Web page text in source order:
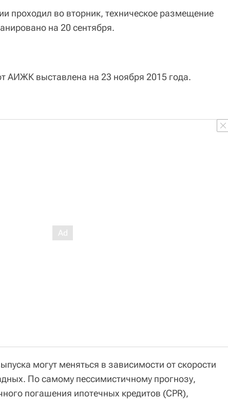
проходил во вторник, техническое размещение
на 20 сентября.
АИЖК выставлена на 23 ноября 2015 года.
могут меняться в зависимости от скорости
По самому пессимистичному прогнозу,
погашения ипотечных кредитов (CPR),